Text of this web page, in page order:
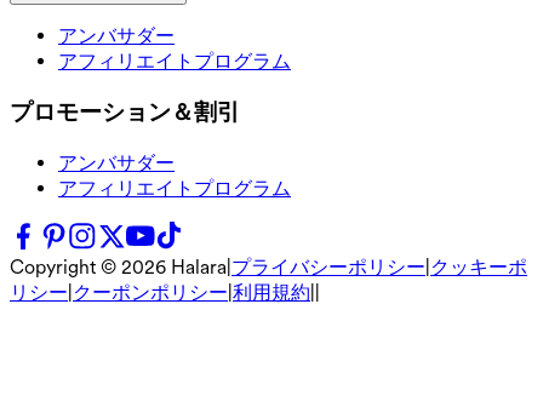
アンバサダー
アフィリエイトプログラム
プロモーション＆割引
アンバサダー
アフィリエイトプログラム
Copyright © 2026 Halara プライバシーポリシー クッキーポ
リシー クーポンポリシー 利用規約